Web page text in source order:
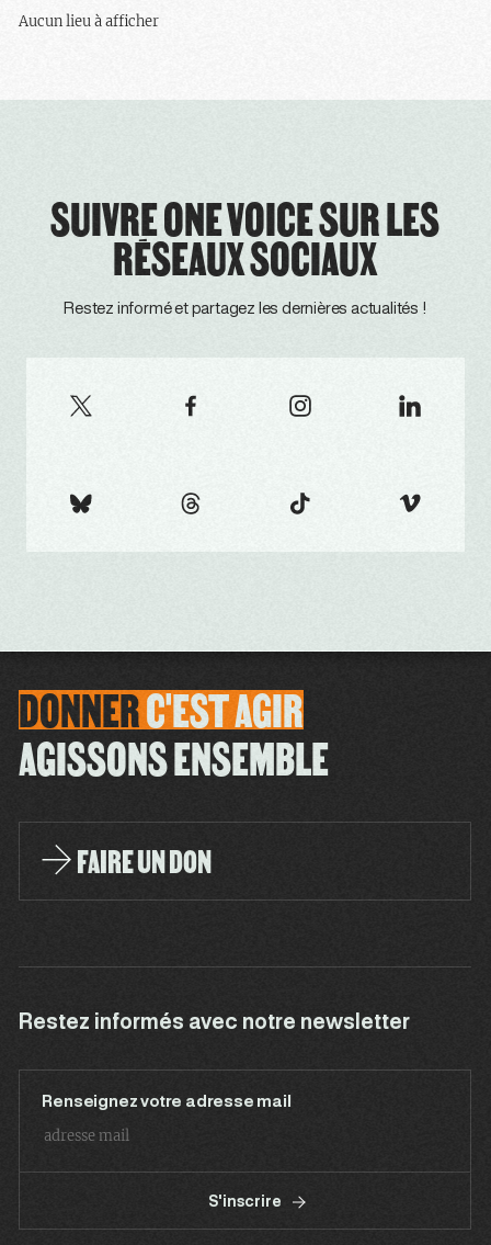
Aucun lieu à afficher
SUIVRE ONE VOICE SUR LES
RÉSEAUX SOCIAUX
Restez informé et partagez les dernières actualités !
DONNERC'ESTAGIR
AGISSONS ENSEMBLE
FAIRE UN DON
Restez informés avec notre newsletter
Renseignez votre adresse mail
S'inscrire